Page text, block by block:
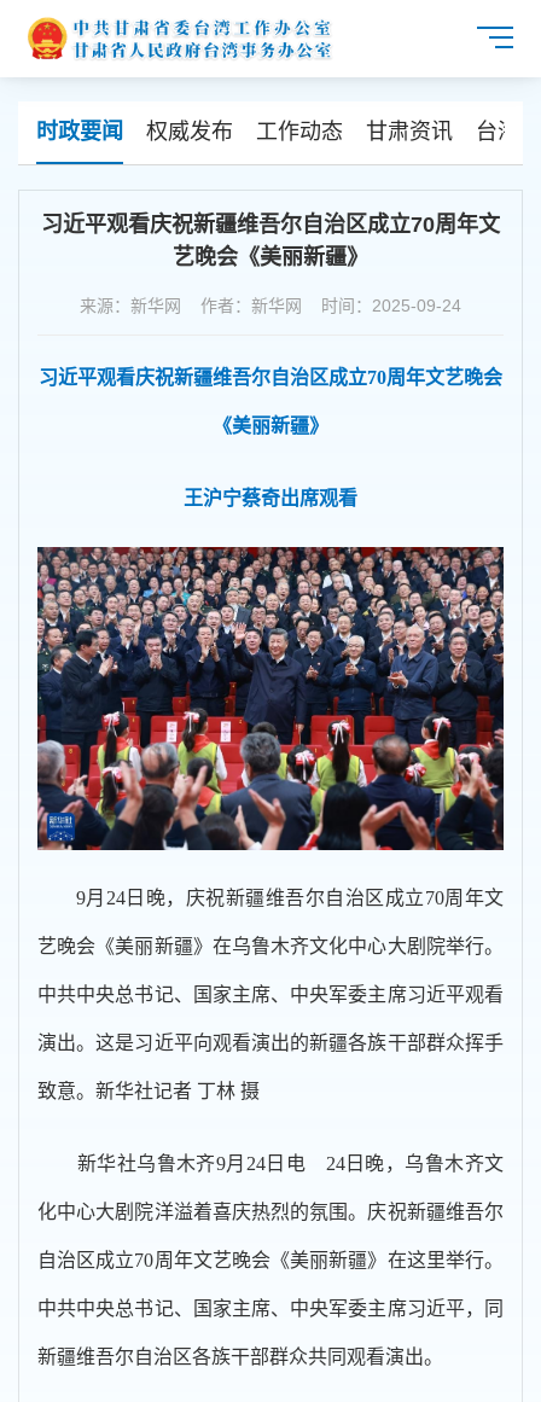
时政要闻 权威发布 工作动态 甘肃资讯 台海
习近平观看庆祝新疆维吾尔自治区成立70周年文
艺晚会《美丽新疆》
来源：新华网 作者：新华网 时间：2025-09-24
习近平观看庆祝新疆维吾尔自治区成立70周年文艺晚会
《美丽新疆》
王沪宁蔡奇出席观看
9月24日晚，庆祝新疆维吾尔自治区成立70周年文
艺晚会《美丽新疆》在乌鲁木齐文化中心大剧院举行。
中共中央总书记、国家主席、中央军委主席习近平观看
演出。这是习近平向观看演出的新疆各族干部群众挥手
致意。新华社记者 丁林 摄
新华社乌鲁木齐9月24日电 24日晚，乌鲁木齐文
化中心大剧院洋溢着喜庆热烈的氛围。庆祝新疆维吾尔
自治区成立70周年文艺晚会《美丽新疆》在这里举行。
中共中央总书记、国家主席、中央军委主席习近平，同
新疆维吾尔自治区各族干部群众共同观看演出。